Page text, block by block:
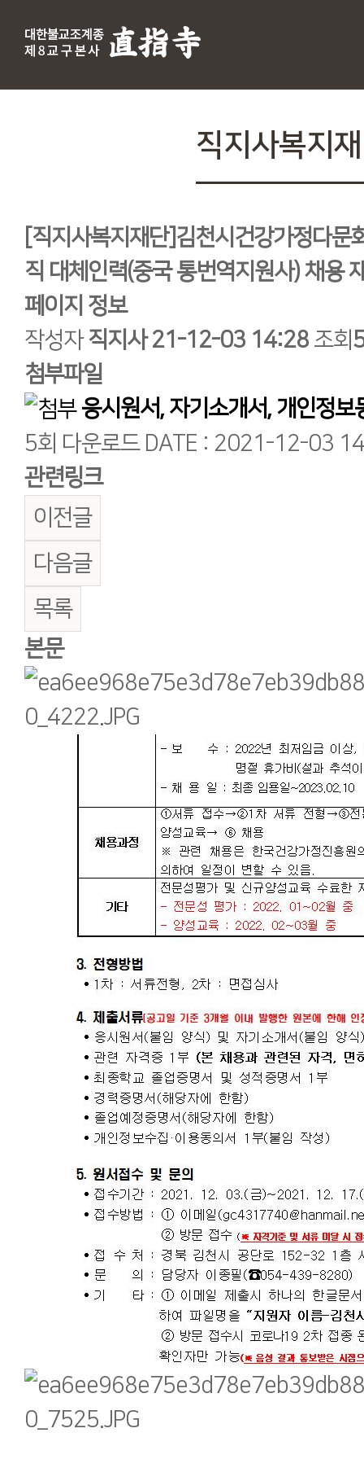
직지사복지
[직지사복지재단]김천시건강가정다문
직 대체인력(중국 통번역지원사) 채용
페이지 정보
작성자직지사 21-12-03 14:28 조회
첨부파일
응시원서, 자기소개서, 개인정
5회 다운로드 DATE : 2021-12-03
관련링크
이전글
다음글
목록
본문